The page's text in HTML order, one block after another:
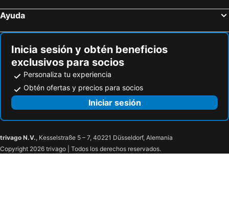
Ayuda
Inicia sesión y obtén beneficios
exclusivos para socios
Personaliza tu experiencia
Obtén ofertas y precios para socios
Iniciar sesión
trivago N.V., Kesselstraße 5 – 7, 40221 Düsseldorf, Alemania
Copyright 2026 trivago | Todos los derechos reservados.